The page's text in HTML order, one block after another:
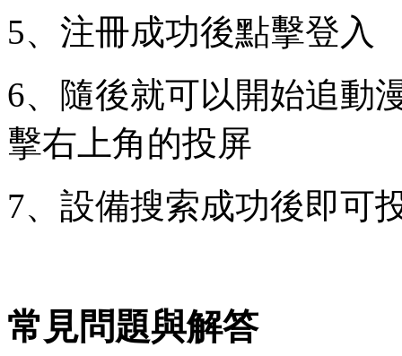
5、注冊成功後點擊登入
6、隨後就可以開始追動
擊右上角的投屏
7、設備搜索成功後即可
常見問題與解答